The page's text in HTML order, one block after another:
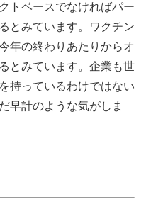
トベースでなければパー
とみています。ワクチン
年の終わりあたりからオ
とみています。企業も世
持っているわけではない
早計のような気がしま